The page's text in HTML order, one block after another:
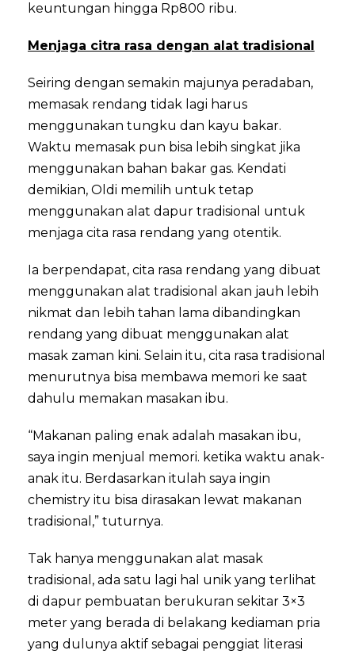
keuntungan hingga Rp800 ribu.
Menjaga citra rasa dengan alat tradisional
Seiring dengan semakin majunya peradaban,
memasak rendang tidak lagi harus
menggunakan tungku dan kayu bakar.
Waktu memasak pun bisa lebih singkat jika
menggunakan bahan bakar gas. Kendati
demikian, Oldi memilih untuk tetap
menggunakan alat dapur tradisional untuk
menjaga cita rasa rendang yang otentik.
Ia berpendapat, cita rasa rendang yang dibuat
menggunakan alat tradisional akan jauh lebih
nikmat dan lebih tahan lama dibandingkan
rendang yang dibuat menggunakan alat
masak zaman kini. Selain itu, cita rasa tradisional
menurutnya bisa membawa memori ke saat
dahulu memakan masakan ibu.
“Makanan paling enak adalah masakan ibu,
saya ingin menjual memori. ketika waktu anak-
anak itu. Berdasarkan itulah saya ingin
chemistry itu bisa dirasakan lewat makanan
tradisional,” tuturnya.
Tak hanya menggunakan alat masak
tradisional, ada satu lagi hal unik yang terlihat
di dapur pembuatan berukuran sekitar 3×3
meter yang berada di belakang kediaman pria
yang dulunya aktif sebagai penggiat literasi